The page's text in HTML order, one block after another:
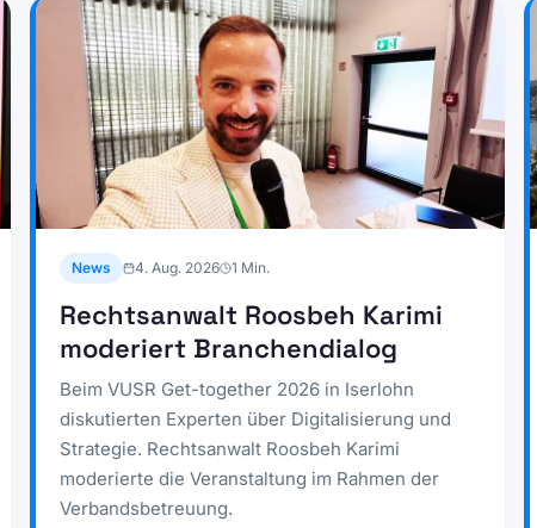
News 4. Aug. 2026 1 Min.
Rechtsanwalt Roosbeh Karimi
moderiert Branchendialog
Beim VUSR Get-together 2026 in Iserlohn
diskutierten Experten über Digitalisierung und
Strategie. Rechtsanwalt Roosbeh Karimi
moderierte die Veranstaltung im Rahmen der
Verbandsbetreuung.